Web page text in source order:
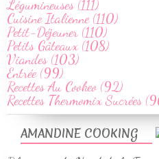
AMANDINE COOKING
Légumineuses (111)
Cuisine Italienne (110)
Petit-Déjeuner (110)
Petits Gâteaux (108)
Viandes (103)
Entrée (99)
Recettes Au Cookeo (92)
Recettes Thermomix Sucrées